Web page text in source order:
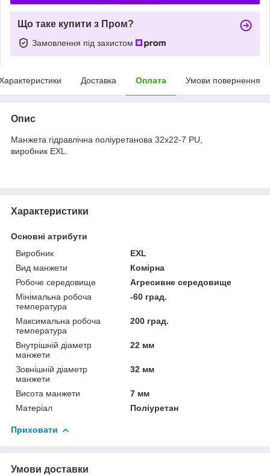
Що таке купити з Пром?
Замовлення під захистом
Доставка Оплата Умови повернення
Опис
Манжета гідравлічна поліуретанова 32х22-7 PU,
виробник EXL.
Характеристики
Основні атрибути
Виробник
EXL
Вид манжети
Комірна
Робоче середовище
Агресивне середовище
Мінімальна робоча
температура
-60 град.
Максимальна робоча
температура
200 град.
Внутрішній діаметр
манжети
22 мм
Зовнішній діаметр
манжети
32 мм
Висота манжети
7 мм
Матеріал
Поліуретан
Приховати
Умови доставки